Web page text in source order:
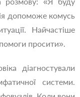
допоможе комусь
Найчастіше
просити».
діагностували
системи.